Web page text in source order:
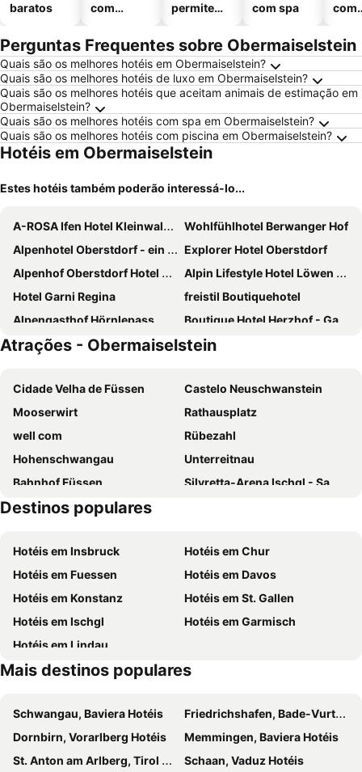
baratos
com
permitem
com spa
com
Perguntas Frequentes sobre Obermaiselstein
Quais são os melhores hotéis em Obermaiselstein?
Quais são os melhores hotéis de luxo em Obermaiselstein?
Quais são os melhores hotéis que aceitam animais de estimação em
Obermaiselstein?
Quais são os melhores hotéis com spa em Obermaiselstein?
Quais são os melhores hotéis com piscina em Obermaiselstein?
Hotéis em Obermaiselstein
Estes hotéis também poderão interessá-lo...
A-ROSA Ifen Hotel Kleinwalsertal
Wohlfühlhotel Berwanger Hof
Alpenhotel Oberstdorf - ein Rovell Hotel
Explorer Hotel Oberstdorf
Alpenhof Oberstdorf Hotel & SPA, Signature Collection by BW
Alpin Lifestyle Hotel Löwen & Strauss
Hotel Garni Regina
freistil Boutiquehotel
Alpengasthof Hörnlepass
Boutique Hotel Herzhof - Garni-Appartements - Adults Only
Hotel Naturhof Stillachtal
Auszeit - Hotel Erlebach
Rothenfels Panorama Hotel
LANIG Hotel Resort&Spa - Wellness und Feinschmeckerhotel - family owned and managed
Gästehaus Thaler
Atrações - Obermaiselstein
Cidade Velha de Füssen
Castelo Neuschwanstein
Mooserwirt
Rathausplatz
well com
Rübezahl
Hohenschwangau
Unterreitnau
Bahnhof Füssen
Silvretta-Arena Ischgl - Samnaun
Lech-Zuers
Allgäuer Kutschfahrten
Hörnerbahn
Delphi
Breitachklamm
Alpinschule Oberstdorf
Grasgehren
Gasthaus Breitachklamm
El Greco
Thalkirchdorfer Viehscheid
Vorarlberger Landesmuseum
Alpe Dornach
Mellau
Destinos populares
Hotéis em Insbruck
Hotéis em Chur
Hotéis em Fuessen
Hotéis em Davos
Hotéis em Konstanz
Hotéis em St. Gallen
Hotéis em Ischgl
Hotéis em Garmisch
Hotéis em Lindau
Mais destinos populares
Schwangau, Baviera Hotéis
Friedrichshafen, Bade-Vurtemberga Hotéis
Dornbirn, Vorarlberg Hotéis
Memmingen, Baviera Hotéis
St. Anton am Arlberg, Tirol Hotéis
Schaan, Vaduz Hotéis